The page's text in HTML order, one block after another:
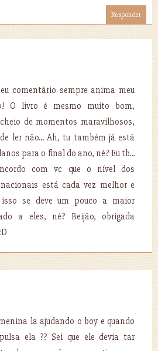
Responder
comentário sempre anima meu
O livro é mesmo muito bom,
de momentos maravilhosos,
ler não... Ah, tu também já está
para o final do ano, né? Eu tb...
com vc que o nível dos
está cada vez melhor e
se deve um pouco a maior
a eles, né? Beijão, obrigada
la ajudando o boy e quando
ela ?? Sei que ele devia tar